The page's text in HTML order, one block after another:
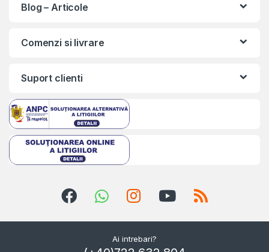
Blog – Articole
Comenzi si livrare
Suport clienti
Ai intrebari?